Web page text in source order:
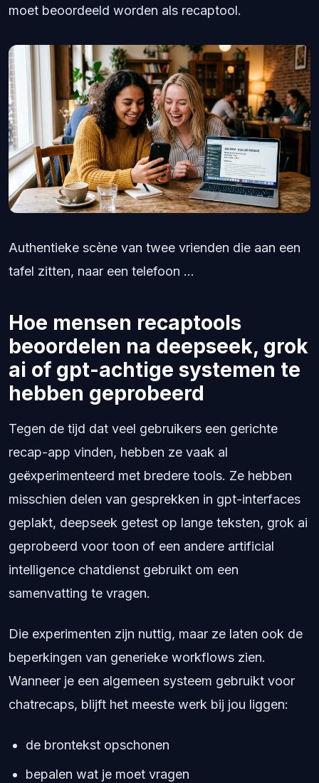
moet beoordeeld worden als recaptool.
Authentieke scène van twee vrienden die aan een
tafel zitten, naar een telefoon ...
Hoe mensen recaptools
beoordelen na deepseek, grok
ai of gpt-achtige systemen te
hebben geprobeerd
Tegen de tijd dat veel gebruikers een gerichte
recap-app vinden, hebben ze vaak al
geëxperimenteerd met bredere tools. Ze hebben
misschien delen van gesprekken in gpt-interfaces
geplakt, deepseek getest op lange teksten, grok ai
geprobeerd voor toon of een andere artificial
intelligence chatdienst gebruikt om een
samenvatting te vragen.
Die experimenten zijn nuttig, maar ze laten ook de
beperkingen van generieke workflows zien.
Wanneer je een algemeen systeem gebruikt voor
chatrecaps, blijft het meeste werk bij jou liggen:
de brontekst opschonen
bepalen wat je moet vragen